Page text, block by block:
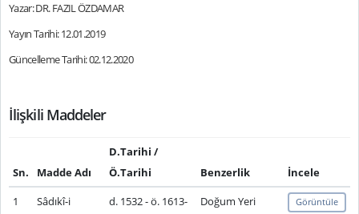
Yazar: DR. FAZIL ÖZDAMAR
Yayın Tarihi: 12.01.2019
Güncelleme Tarihi: 02.12.2020
İlişkili Maddeler
Sn. Madde Adı
D.Tarihi /
Ö.Tarihi
Benzerlik
İncele
1
Sâdıkî-i
d. 1532 - ö. 1613-
Doğum Yeri Görüntüle